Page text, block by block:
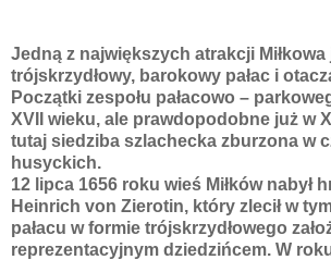
Jedną z największych atrakcji Miłkowa
trójskrzydłowy, barokowy pałac i
Początki zespołu pałacowo –
XVII wieku, ale prawdopodobne już w
tutaj siedziba szlachecka zburzona w
husyckich.
12 lipca 1656 roku wieś Miłków nabył
Heinrich von Zierotin, który zlecił w
pałacu w formie trójskrzydłowego
reprezentacyjnym dziedzińcem. W